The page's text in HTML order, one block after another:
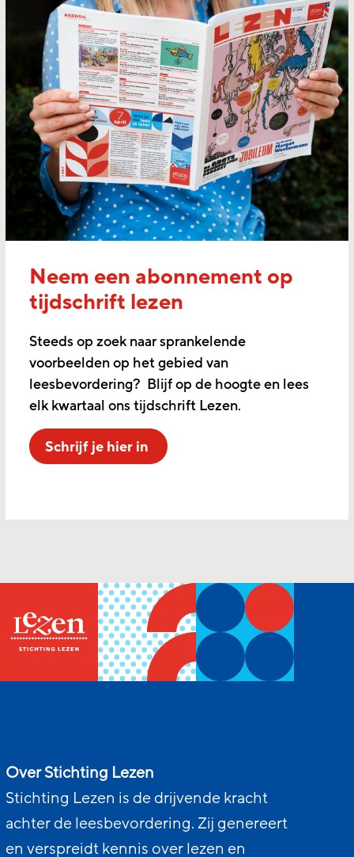
Neem een abonnement op
tijdschrift lezen
Steeds op zoek naar sprankelende
voorbeelden op het gebied van
leesbevordering? Blijf op de hoogte en lees
elk kwartaal ons tijdschrift Lezen.
Schrijf je hier in
Over Stichting Lezen
Stichting Lezen is de drijvende kracht
achter de leesbevordering. Zij genereert
en verspreidt kennis over lezen en